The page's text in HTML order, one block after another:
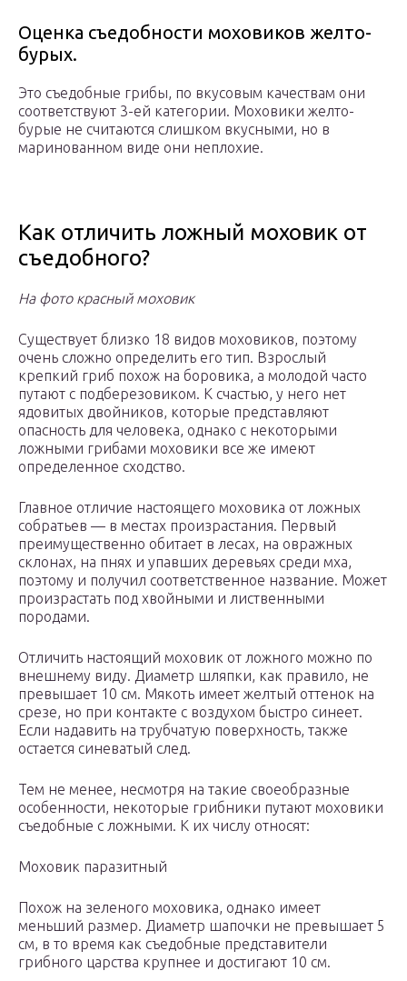
Оценка съедобности моховиков желто-
бурых.
Это съедобные грибы, по вкусовым качествам они
соответствуют 3-ей категории. Моховики желто-
бурые не считаются слишком вкусными, но в
маринованном виде они неплохие.
Как отличить ложный моховик от
съедобного?
На фото красный моховик
Существует близко 18 видов моховиков, поэтому
очень сложно определить его тип. Взрослый
крепкий гриб похож на боровика, а молодой часто
путают с подберезовиком. К счастью, у него нет
ядовитых двойников, которые представляют
опасность для человека, однако с некоторыми
ложными грибами моховики все же имеют
определенное сходство.
Главное отличие настоящего моховика от ложных
собратьев — в местах произрастания. Первый
преимущественно обитает в лесах, на овражных
склонах, на пнях и упавших деревьях среди мха,
поэтому и получил соответственное название. Может
произрастать под хвойными и лиственными
породами.
Отличить настоящий моховик от ложного можно по
внешнему виду. Диаметр шляпки, как правило, не
превышает 10 см. Мякоть имеет желтый оттенок на
срезе, но при контакте с воздухом быстро синеет.
Если надавить на трубчатую поверхность, также
остается синеватый след.
Тем не менее, несмотря на такие своеобразные
особенности, некоторые грибники путают моховики
съедобные с ложными. К их числу относят:
Моховик паразитный
Похож на зеленого моховика, однако имеет
меньший размер. Диаметр шапочки не превышает 5
см, в то время как съедобные представители
грибного царства крупнее и достигают 10 см.